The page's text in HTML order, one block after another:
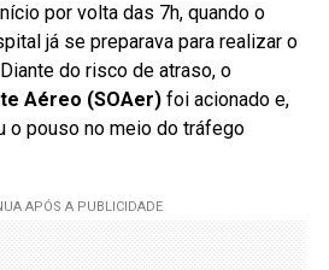
por volta das 7h, quando o
já se preparava para realizar o
do risco de atraso, o
Aéreo (SOAer)foi acionado e,
o pouso no meio do tráfego